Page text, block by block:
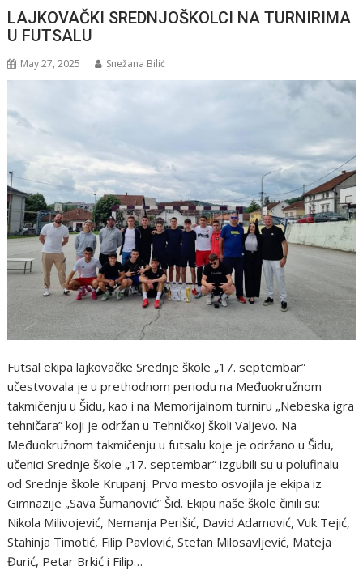
LAJKOVAČKI SREDNJOŠKOLCI NA TURNIRIMA
U FUTSALU
May 27, 2025 Snežana Bilić
Futsal ekipa lajkovačke Srednje škole „17. septembar”
učestvovala je u prethodnom periodu na Međuokružnom
takmičenju u Šidu, kao i na Memorijalnom turniru „Nebeska igra
tehničara” koji je održan u Tehničkoj školi Valjevo. Na
Međuokružnom takmičenju u futsalu koje je održano u Šidu,
učenici Srednje škole „17. septembar” izgubili su u polufinalu
od Srednje škole Krupanj. Prvo mesto osvojila je ekipa iz
Gimnazije „Sava Šumanović” Šid. Ekipu naše škole činili su:
Nikola Milivojević, Nemanja Perišić, David Adamović, Vuk Tejić,
Stahinja Timotić, Filip Pavlović, Stefan Milosavljević, Mateja
Đurić, Petar Brkić i Filip…